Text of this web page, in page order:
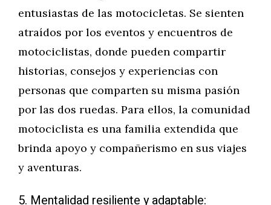
entusiastas de las motocicletas. Se sienten
atraídos por los eventos y encuentros de
motociclistas, donde pueden compartir
historias, consejos y experiencias con
personas que comparten su misma pasión
por las dos ruedas. Para ellos, la comunidad
motociclista es una familia extendida que
brinda apoyo y compañerismo en sus viajes
y aventuras.
5. Mentalidad resiliente y adaptable: